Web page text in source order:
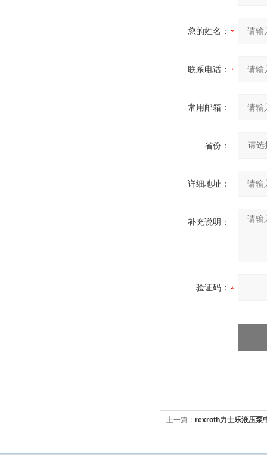
您的姓名：
联系电话：
常用邮箱：
省份：
详细地址：
补充说明：
验证码：
上一篇： rexroth力士乐液压泵